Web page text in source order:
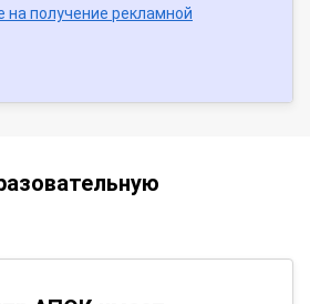
на получение рекламной